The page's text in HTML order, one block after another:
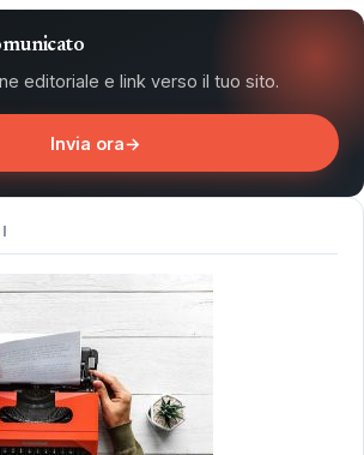
editoriale e link verso il tuo sito.
Invia ora→